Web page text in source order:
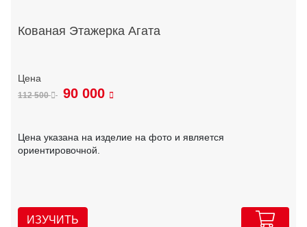
Кованая Этажерка Агата
112 500 90 000
Цена указана на изделие на фото и является
ориентировочной.
ИЗУЧИТЬ